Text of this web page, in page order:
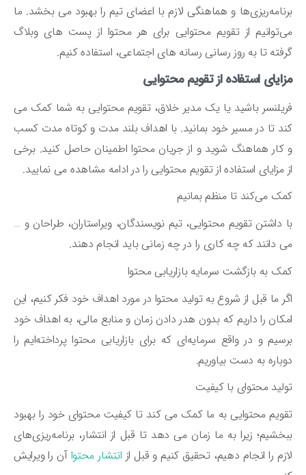
و هماهنگی لازم با اعضای تیم را بهبود می بخشد. ما
از تقویم محتوایی برای هر محتوا از پست‌ های وبلاگ
تا به روز رسانی رسانه ‌های اجتماعی، استفاده کنیم.
استفاده از تقویم محتوایی
باشید یا یک مدیر خلاق، تقویم محتوایی به شما کمک می
تا در مسیر خود بمانید. با اهداف بلند مدت و کوتاه مدت کسب
هماهنگ شوید و از جریان محتوا اطمینان حاصل کنید. برخی
مزایای استفاده از تقویم محتوایی را در ادامه مشاهده می ‌نمایید.
می‌کند تا منظم بمانیم
داشتن تقویم محتوایی، تیم نویسندگان، ویراستاران، طراحان و …
‌دانند که چه کاری را در چه زمانی باید انجام دهند.
به بازگشت سرمایه بازاریابی محتوا
ما قبل از شروع به تولید محتوا در مورد اهداف خود فکر کنیم، این
را داریم که بدون هدر دادن زمان و منابع مالی، به اهداف خود
و در واقع سرمایه‌ای که برای بازاریابی محتوا پرداخته‌ایم را
به دست بیاوریم.
محتوای با کیفیت
محتوایی به ما کمک می ‌کند تا کیفیت محتوای خود را بهبود
زیرا به ما زمان می‌ دهد تا قبل از انتشار، برنامه‌ریزی‌های
را انجام دهیم، تحقیق کنیم و قبل ازانتشار محتواآن را ویرایش